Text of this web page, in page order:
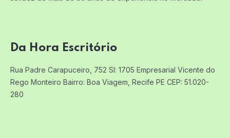
Da Hora Escritório
Rua Padre Carapuceiro, 752 Sl: 1705 Empresarial Vicente do
Rego Monteiro Bairro: Boa Viagem, Recife PE CEP: 51.020-
280